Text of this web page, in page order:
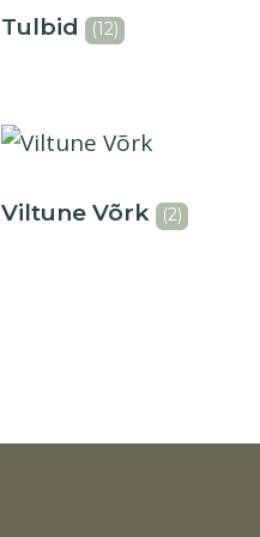
Tulbid (12)
Viltune Võrk (2)